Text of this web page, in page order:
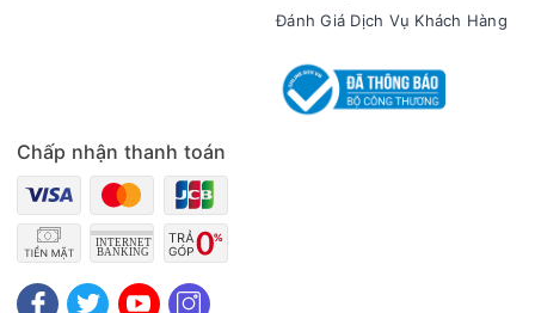
Phụ kiện đi kèm
- Vỉ tách dầu.
Đánh Giá Dịch Vụ Khách Hàng
Chấp nhận thanh toán